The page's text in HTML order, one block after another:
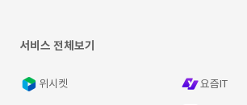
서비스 전체보기
위시켓 요즘IT